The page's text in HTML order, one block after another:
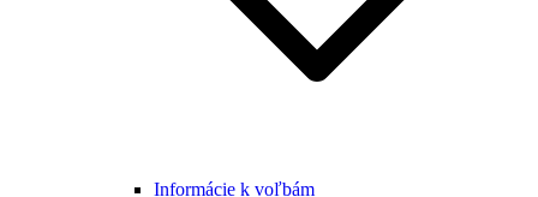
Informácie k voľbám